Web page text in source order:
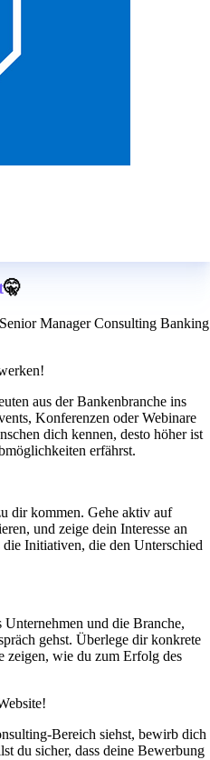
🤫
Manager Consulting Banking
aus der Bankenbranche ins
Konferenzen oder Webinare
dich kennen, desto höher ist
erfährst.
dir kommen. Gehe aktiv auf
und zeige dein Interesse an
Initiativen, die den Unterschied
und die Branche,
gehst. Überlege dir konkrete
zeigen, wie du zum Erfolg des
Bereich siehst, bewirb dich
du sicher, dass deine Bewerbung